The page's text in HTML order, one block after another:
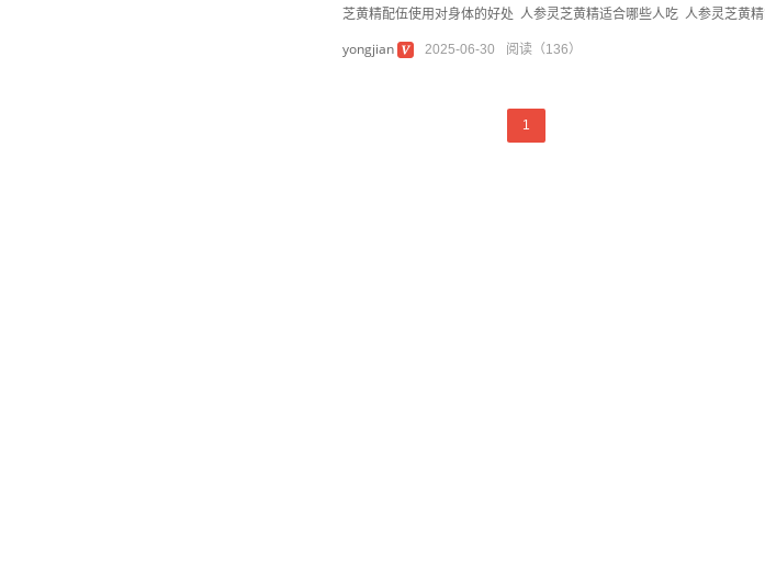
芝黄精配伍使用对身体的好处 人参灵芝黄精适合哪些人吃 人参灵芝黄
yongjian
2025-06-30 阅读（136）
1